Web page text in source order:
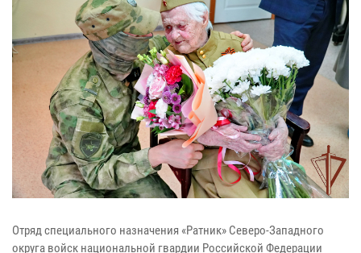
Отряд специального назначения «Ратник» Северо-Западного
округа войск национальной гвардии Российской Федерации